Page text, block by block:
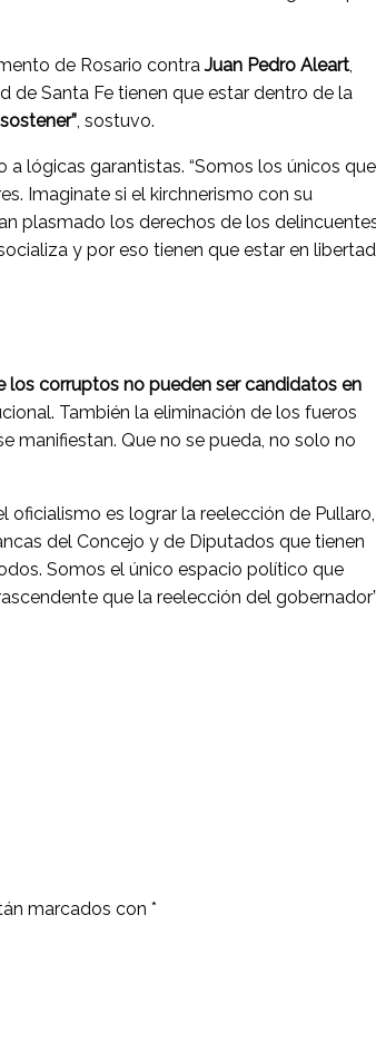
de Rosario contra Juan Pedro Aleart,
de Santa Fe tienen que estar dentro de la
, sostuvo.
lógicas garantistas. “Somos los únicos que
Imaginate si el kirchnerismo con su
plasmado los derechos de los
y por eso tienen que estar en
corruptos no pueden ser candidatos en
También la eliminación de los fueros
manifiestan. Que no se pueda, no solo no
es lograr la reelección de Pullaro,
del Concejo y de Diputados que tienen
Somos el único espacio político que
que la reelección del
marcados con *